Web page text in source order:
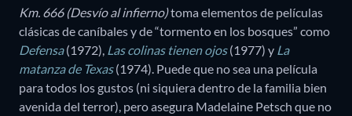
Km. 666 (Desvío al infierno)toma elementos de películas
clásicas de caníbales y de “tormento en los bosques” como
Defensa(1972), Las colinas tienen ojos(1977) y La
matanza de Texas(1974). Puede que no sea una película
para todos los gustos (ni siquiera dentro de la familia bien
avenida del terror), pero asegura Madelaine Petsch que no